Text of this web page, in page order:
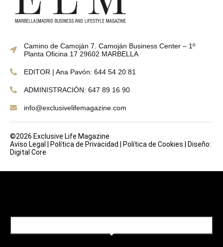
Camino de Camoján 7. Camoján Business Center – 1º
Planta Oficina 17 29602 MARBELLA
EDITOR | Ana Pavón: 644 54 20 81
ADMINISTRACIÓN: 647 89 16 90
info@exclusivelifemagazine.com
©2026 Exclusive Life Magazine
Aviso Legal | Política de Privacidad | Política de Cookies | Diseño:
Digital Core